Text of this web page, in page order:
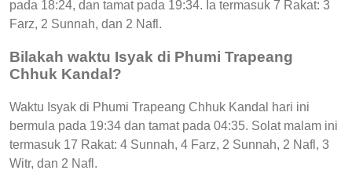
pada 18:24, dan tamat pada 19:34. Ia termasuk 7 Rakat: 3
Farz, 2 Sunnah, dan 2 Nafl.
Bilakah waktu Isyak di Phumi Trapeang
Chhuk Kandal?
Waktu Isyak di Phumi Trapeang Chhuk Kandal hari ini
bermula pada 19:34 dan tamat pada 04:35. Solat malam ini
termasuk 17 Rakat: 4 Sunnah, 4 Farz, 2 Sunnah, 2 Nafl, 3
Witr, dan 2 Nafl.